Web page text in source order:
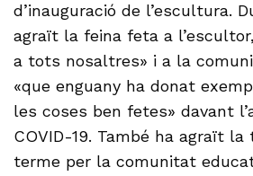
d’inauguració de l’escultura.
agraït la feina feta a
a tots nosaltres» i a la
«que enguany ha donat
les coses ben fetes» davant
COVID-19. També ha agraït
terme per la comunitat